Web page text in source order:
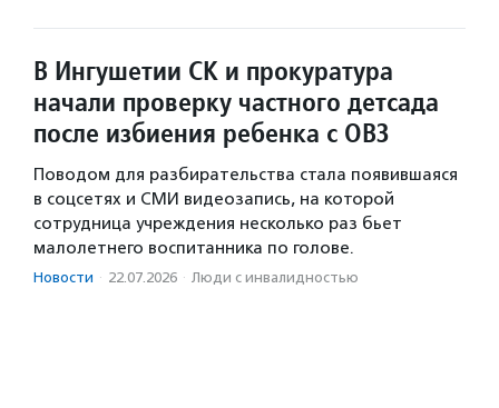
В Ингушетии СК и прокуратура
начали проверку частного детсада
после избиения ребенка с ОВЗ
Поводом для разбирательства стала появившаяся
в соцсетях и СМИ видеозапись, на которой
сотрудница учреждения несколько раз бьет
малолетнего воспитанника по голове.
Новости · 22.07.2026 · Люди с инвалидностью